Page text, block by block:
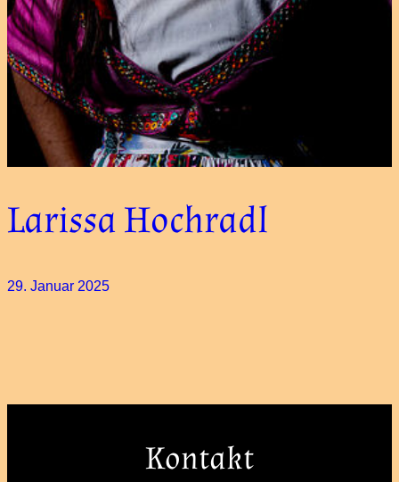
Larissa Hochradl
29. Januar 2025
Kontakt